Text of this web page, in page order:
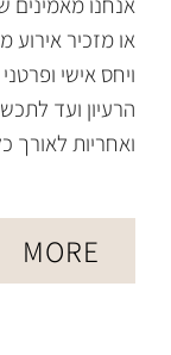
או מזכיר אירוע
ויחס אישי
הרעיון ועד
ואחריות לאורך
MORE